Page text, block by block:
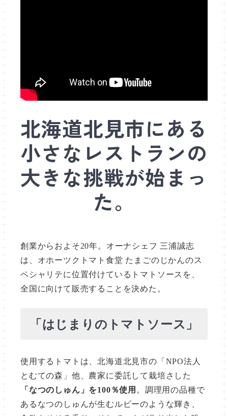
北海道北見市にある
小さなレストランの
大きな挑戦が始まっ
た。
創業からおよそ20年。オーナシェフ 三浦誠志
は、オホーツクトマト食堂 たまごのじかんのス
ペシャリテに位置付けているトマトソースを、
全国に向けて販売することを決めた。
「はじまりのトマトソース」
使用するトマトは、北海道北見市の「NPO法人
とむての森」他、農家に委託して栽培さした
「なつのしゅん」を100％使用 。調理用の品種で
あるなつのしゅんが生むルビーのような輝き、